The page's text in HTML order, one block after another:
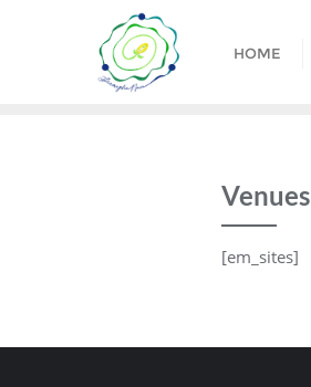
HOME
Venues
[em_sites]